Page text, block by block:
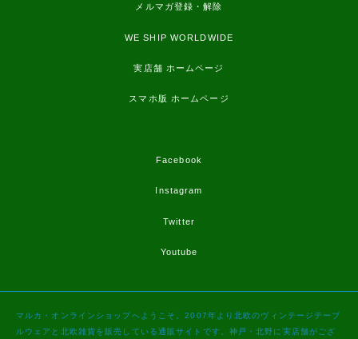
メルマガ登録・解除
WE SHIP WORLDWIDE
実店舗 ホームページ
スマホ版 ホームページ
Facebook
Instagram
Twitter
Youtube
マルカ・オンラインショップへようこそ。2007年より北欧のヴィンテージテーブ
ルウェアと北欧雑貨を販売している通販サイトです。神戸・北野に実店舗がござ